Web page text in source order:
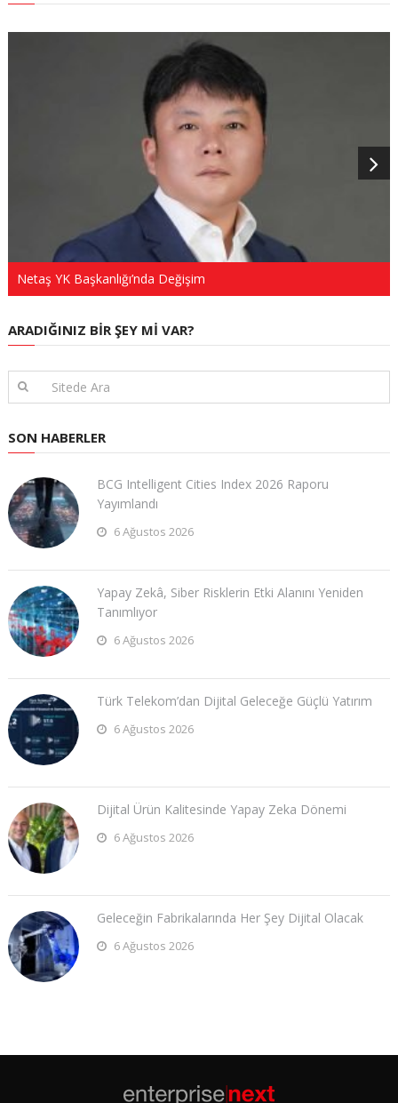
Netaş YK Başkanlığı’nda Değişim
ARADIĞINIZ BIR ŞEY MI VAR?
SON HABERLER
BCG Intelligent Cities Index 2026 Raporu
Yayımlandı
6 Ağustos 2026
Yapay Zekâ, Siber Risklerin Etki Alanını Yeniden
Tanımlıyor
6 Ağustos 2026
Türk Telekom’dan Dijital Geleceğe Güçlü Yatırım
6 Ağustos 2026
Dijital Ürün Kalitesinde Yapay Zeka Dönemi
6 Ağustos 2026
Geleceğin Fabrikalarında Her Şey Dijital Olacak
6 Ağustos 2026